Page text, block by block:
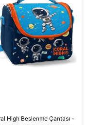
High Beslenme Çantası -